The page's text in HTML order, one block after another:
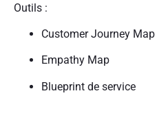
Outils :
Customer Journey Map
Empathy Map
Blueprint de service